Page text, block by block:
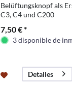
Belüftungsknopf als
C3, C4 und C200
7,50 € *
3 disponible de
Detalles